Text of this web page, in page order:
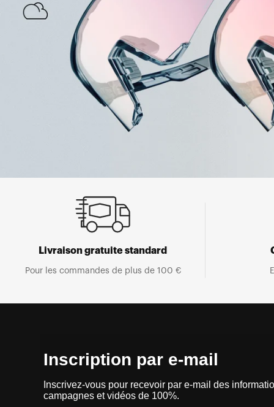
Livraison gratuite standard
Pour les commandes de plus de 100 €
Inscription par e-mail
Inscrivez-vous pour recevoir par e-mail des
campagnes et vidéos de 100%.